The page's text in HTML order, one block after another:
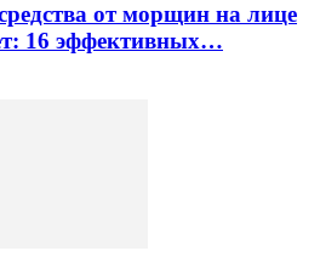
от морщин на лице
16 эффективных…